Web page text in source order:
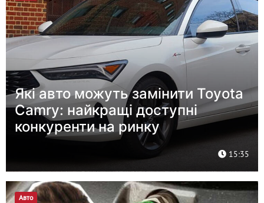
Які авто можуть замінити Toyota
Camry: найкращі доступні
конкуренти на ринку
15:35
Авто